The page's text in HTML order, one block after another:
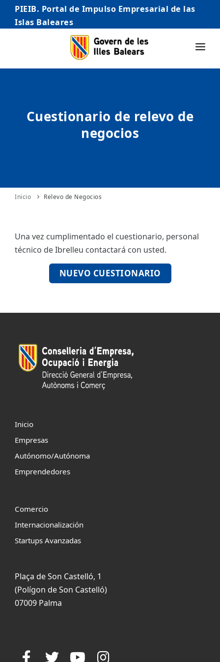
PIEIB. Portal de Impulso Empresarial de las
Islas Baleares
INICIO
AUTÓNOMO/AUTÓNOMA
STARTUPS AVANZADAS
ES
Cuestionario de relevo de
negocios
Inicio Relevo de Negocios
Una vez cumplimentado el cuestionario, personal
técnico de Ibrelleu contactará con usted.
NUEVO CUESTIONARIO
Inicio
Empresas
Autónomo/Autónoma
Emprendedores
Comercio
Internacionalización
Startups Avanzadas
Plaça de Son Castelló, 1
(Polígon de Son Castelló)
07009 Palma